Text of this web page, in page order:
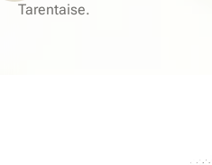
Tarentaise.